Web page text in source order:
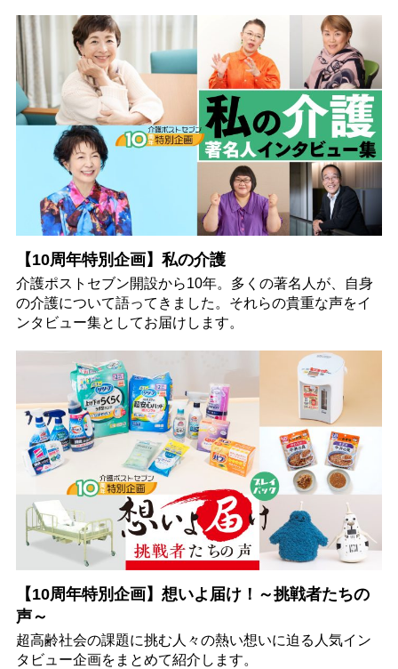
【10周年特別企画】私の介護
介護ポストセブン開設から10年。多くの著名人が、自身
の介護について語ってきました。それらの貴重な声をイ
ンタビュー集としてお届けします。
【10周年特別企画】想いよ届け！～挑戦者たちの
声～
超高齢社会の課題に挑む人々の熱い想いに迫る人気イン
タビュー企画をまとめて紹介します。